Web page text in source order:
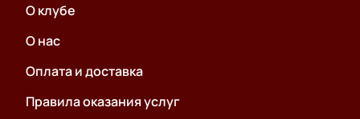
О клубе
О нас
Оплата и доставка
Правила оказания услуг